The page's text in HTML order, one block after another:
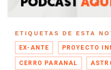
ETIQUETAS DE ESTA
EX-ANTE PROYECTO
CERRO PARANAL